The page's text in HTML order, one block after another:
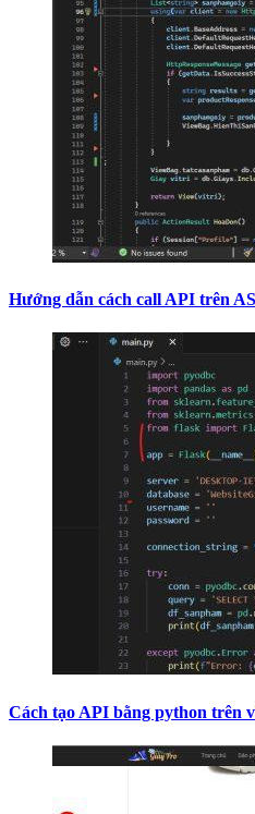
Hướng dẫn cách call API trên
Cách tạo API bằng python trên